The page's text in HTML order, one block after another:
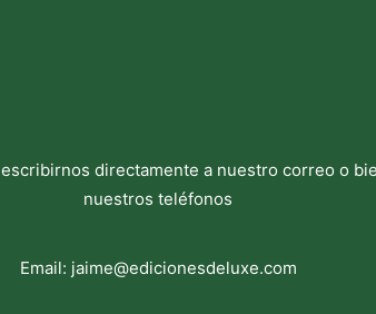
directamente a nuestro correo o
nuestros teléfonos
Email: jaime@edicionesdeluxe.com